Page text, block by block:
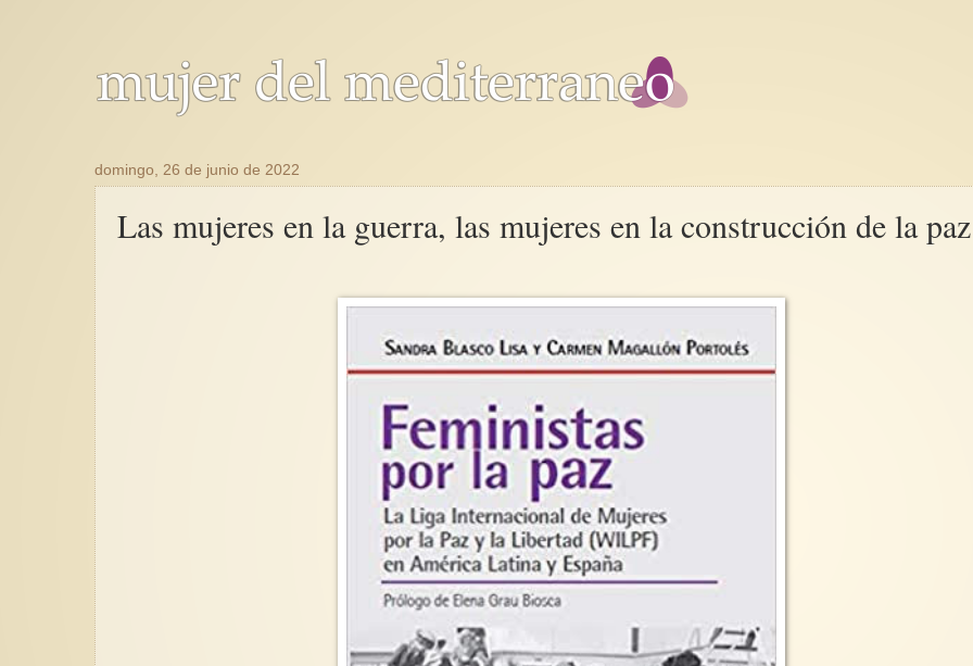
domingo, 26 de junio de 2022
Las mujeres en la guerra, las mujeres en la construcción de la paz